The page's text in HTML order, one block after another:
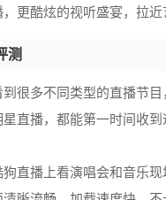
更酷炫的视听盛宴，拉
测
很多不同类型的直播节
星直播，都能第一时间收
直播上看演唱会和音乐